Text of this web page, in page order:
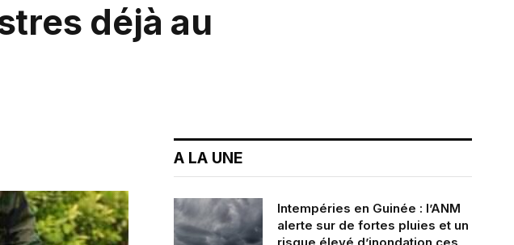
déjà au
A LA UNE
Intempéries en Guinée : l’ANM
alerte sur de fortes pluies et un